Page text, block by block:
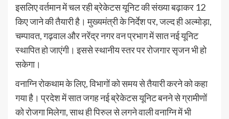
इसलिए वर्तमान में चल रही ब्रेकेटस यूनिट की संख्या बढ़ाकर 12
किए जाने की तैयारी है। मुख्यमंत्री के निर्देश पर, जल्द ही अल्मोड़ा,
चम्पावत, गढ़वाल और नरेंद्र नगर वन प्रभाग में सात नई यूनिट
स्थापित हो जाएंगी। इससे स्थानीय स्तर पर रोजगार सृजन भी हो
सकेगा।
वनाग्नि रोकथाम के लिए, विभागों को समय से तैयारी करने को कहा
गया है। प्रदेश में सात जगह नई ब्रेकेटस यूनिट बनने से ग्रामीणों
को रोजगा मिलेगा, साथ ही पिरुल से लगने वाली वनाग्नि में भी